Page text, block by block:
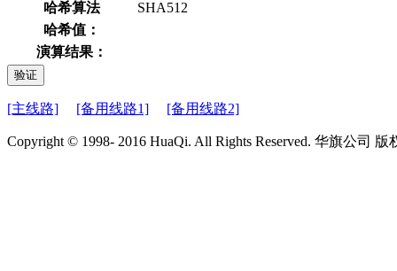
哈希算法
SHA512
哈希值：
演算结果：
[主线路] [备用线路1] [备用线路2]
Copyright © 1998- 2016 HuaQi. All Rights Reserved. 华旗公司 版